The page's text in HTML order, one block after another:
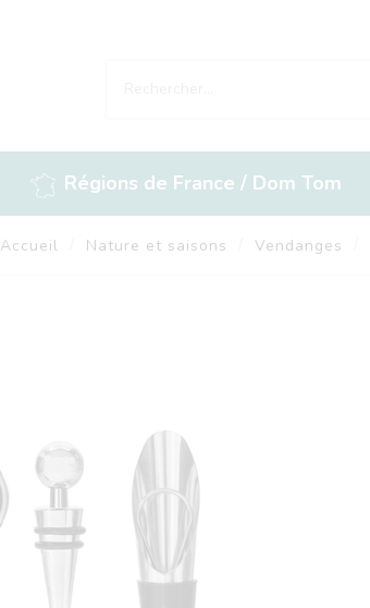
Régions de France / Dom Tom
Accueil Nature et saisons Vendanges